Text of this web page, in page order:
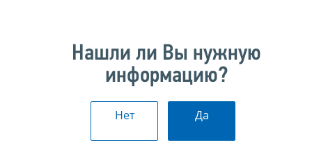
Нашли ли Вы нужную
информацию?
Нет Да